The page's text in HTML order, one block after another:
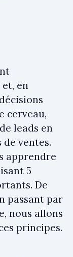
en
cerveau,
leads en
ventes.
apprendre
5
De
passant par
nous allons
principes.